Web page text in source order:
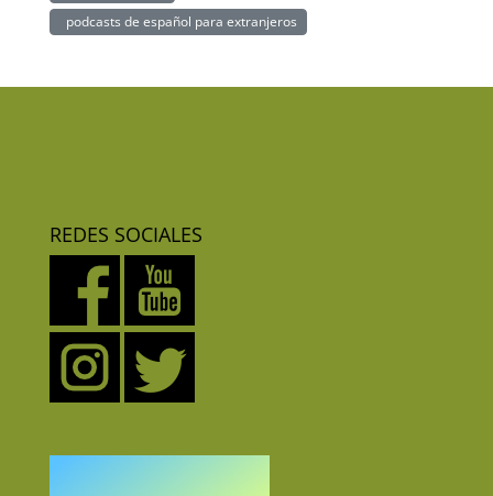
podcasts de español para extranjeros
REDES SOCIALES